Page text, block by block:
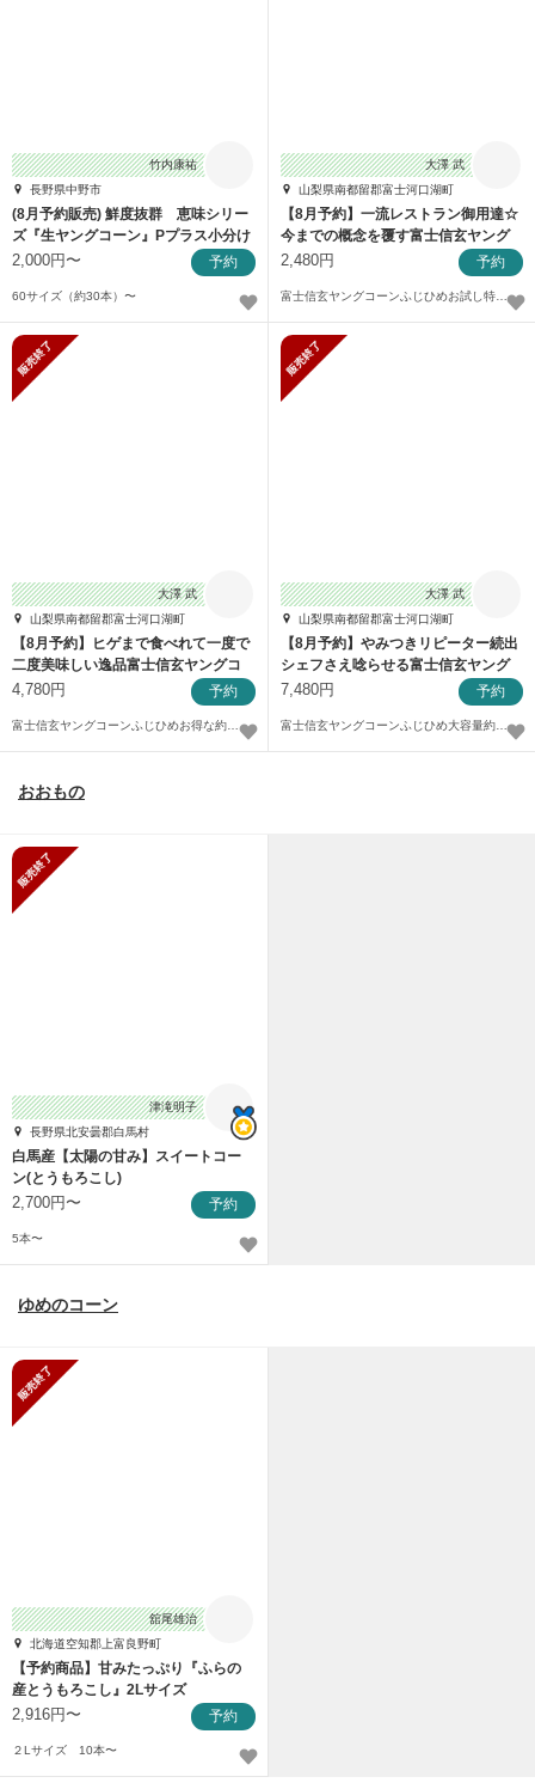
竹内康祐
長野県中野市
(8月予約販売) 鮮度抜群 恵味シリー
ズ『生ヤングコーン』Pプラス小分け
包装
2,000円〜 予約
60サイズ（約30本）〜
大澤 武
山梨県南都留郡富士河口湖町
【8月予約】一流レストラン御用達☆
今までの概念を覆す富士信玄ヤング
コーンふじひめ
2,480円 予約
富士信玄ヤングコーンふじひめお試し特価約1.5kg
大澤 武
山梨県南都留郡富士河口湖町
【8月予約】ヒゲまで食べれて一度で
二度美味しい逸品富士信玄ヤングコ
ーンふじひめ
4,780円 予約
大澤 武
山梨県南都留郡富士河口湖町
【8月予約】やみつきリピーター続出
シェフさえ唸らせる富士信玄ヤング
コーンふじひめ
7,480円 予約
富士信玄ヤングコーンふじひめ大容量約5kg
おおもの
津滝明子
長野県北安曇郡白馬村
白馬産【太陽の甘み】スイートコー
ン(とうもろこし)
2,700円〜 予約
5本〜
ゆめのコーン
舘尾雄治
北海道空知郡上富良野町
【予約商品】甘みたっぷり『ふらの
産とうもろこし』2Lサイズ
2,916円〜 予約
２Lサイズ 10本〜